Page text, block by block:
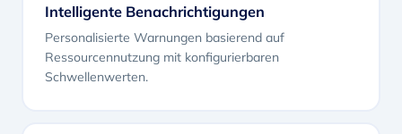
Intelligente Benachrichtigungen
Personalisierte Warnungen basierend auf
Ressourcennutzung mit konfigurierbaren
Schwellenwerten.